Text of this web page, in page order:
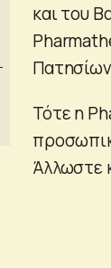
και του
Πατησίων
Τότε η
Άλλωστε